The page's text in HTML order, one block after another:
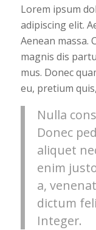
Lorem ipsum
adipiscing elit.
Aenean massa.
magnis dis
mus. Donec
eu, pretium
Nulla
Donec
aliquet
enim
a,
dictum
Integer.